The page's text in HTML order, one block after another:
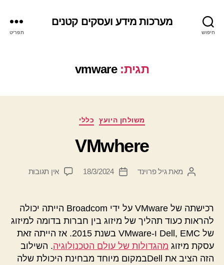
חיפוש
מערכות מידע ועסקים קטנים
תפריט
תגית: vmware
קטגוריותמשולחן היועץ כללי
VMwhere
המחבר
מאתגיל פרוינד
תאריך18/3/2024 אין תגובותעל
רכישתה של VMware על ידי Broadcom הייתה יכולה
להראות כעוד תהליך של מיזוג בין חברות בדומה למיזוג
של Dell, EMC ו-VMware בשנת 2015. אז הייתה זאת
עסקת מיזוג מהגדולות של עולם הטכנולוגיה. השילוב
הזה הציב את Dellבמקום מיוחד מבחינת היכולת שלה